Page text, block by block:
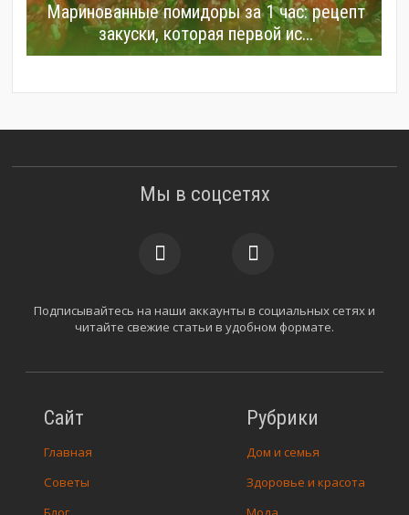
Маринованные помидоры за 1 час: рецепт
закуски, которая первой ис...
Сайт
Главная
Советы
Рубрики
Дом и семья
Здоровье и красота
Мы в соцсетях
Подписывайтесь на наши аккаунты в социальных сетях и
читайте свежие статьи в удобном формате.